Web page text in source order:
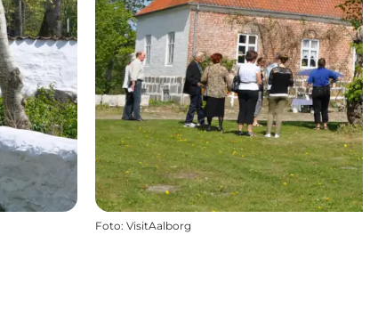
Foto: VisitAalborg